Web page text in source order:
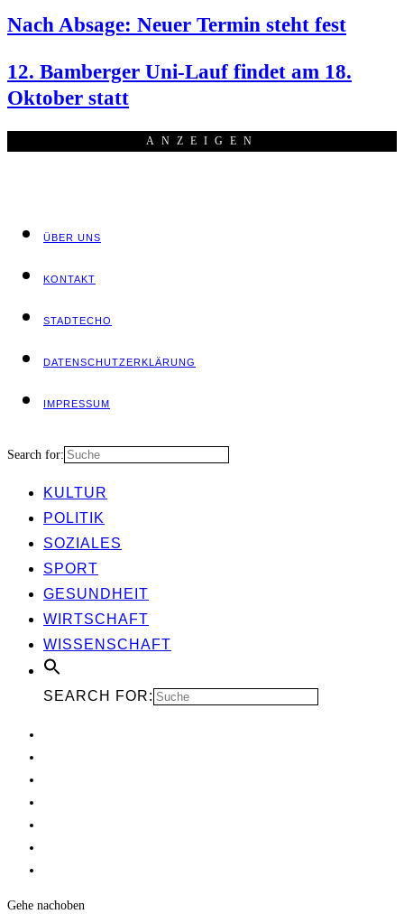
Nach Absa­ge: Neu­er Ter­min steht fest
12. Bam­ber­ger Uni-Lauf fin­det am 18.
Okto­ber statt
ANZEI­GEN
ÜBER UNS
KON­TAKT
STADT­ECHO
DATEN­SCHUTZ­ER­KLÄ­RUNG
IMPRES­SUM
Search for:
KUL­TUR
POLI­TIK
SOZIA­LES
SPORT
GESUND­HEIT
WIRT­SCHAFT
WIS­SEN­SCHAFT
SEARCH FOR:
Gehe nachoben